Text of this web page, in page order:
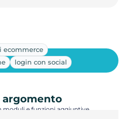
ecommerce
login con social
altri
argomento